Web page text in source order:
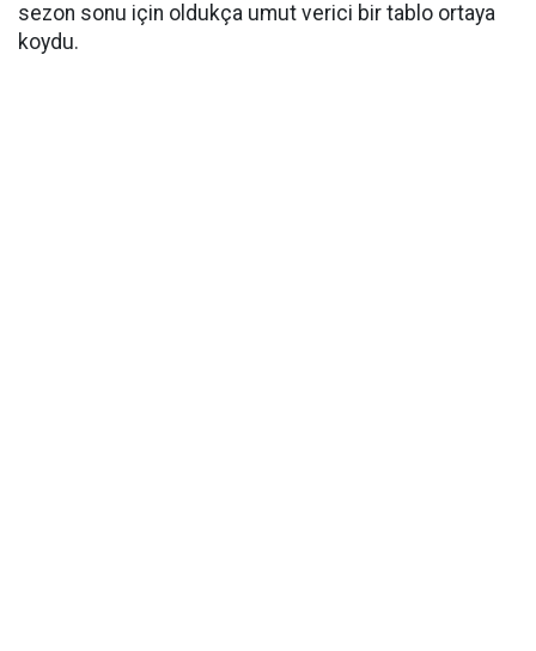
sezon sonu için oldukça umut verici bir tablo ortaya
koydu.